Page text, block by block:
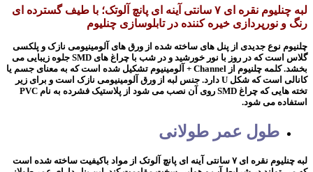
لبه چنلیوم نقره ای ۷ سانتی آینه ای پانچ آلوتک؛ با طیف گسترده ای
رنگ و نورپردازی خیره کننده در تابلوسازی چنلیوم
چلنیوم نوع جدیدی از پنل های ساخته شده از ورق های آلومینیومی نازک و پلکسی
گلاس است که در روز با نور خورشید و در شب با چراغ های SMD جلوه زیبایی می
بخشد. کلمه چلنیوم از Channel + آلومینیوم تشکیل شده است که به معنای جسم یا
کانالی است که شکل U دارد. جنس لبه از ورق آلومینیومی نازک است و برای زیر
تخته هایی که چراغ SMD روی آن نصب می شود از پلاستیک فشرده به نام PVC
استفاده می شود.
طول عمر طولانی
لبه چنلیوم نقره ای ۷ سانتی آینه ای پانچ آلوتک از مواد باکیفیت ساخته شده است